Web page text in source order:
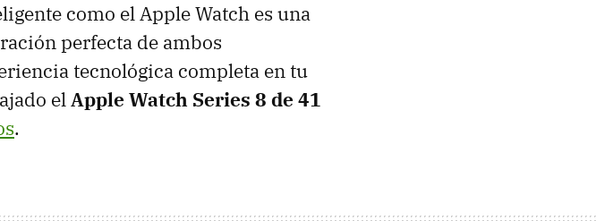
como el Apple Watch es una
perfecta de ambos
tecnológica completa en tu
elApple Watch Series 8 de 41
.